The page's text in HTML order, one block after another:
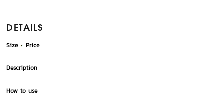
DETAILS
Size
Price
-
Description
-
How to use
-